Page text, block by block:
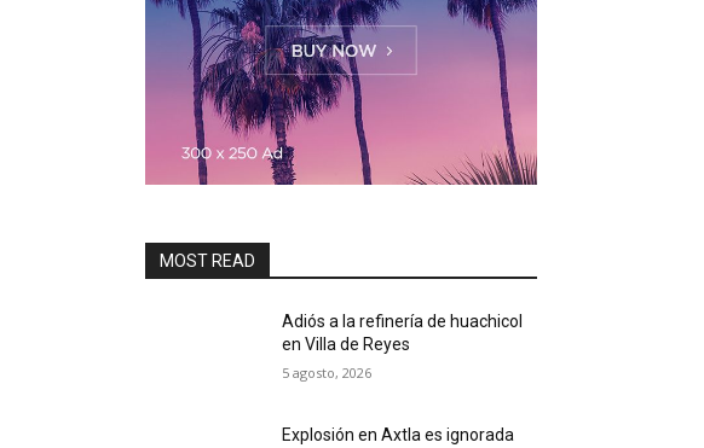
MOST READ
Adiós a la refinería de huachicol
en Villa de Reyes
5 agosto, 2026
Explosión en Axtla es ignorada